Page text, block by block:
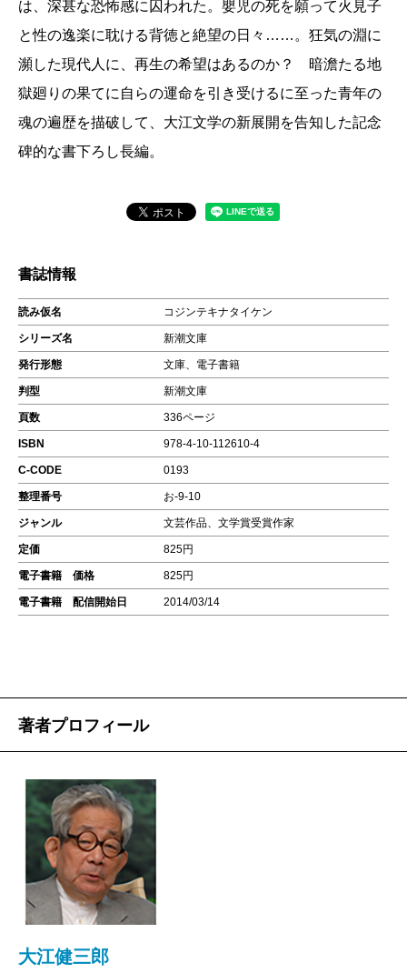
は、深甚な恐怖感に囚われた。嬰児の死を願って火見子
と性の逸楽に耽ける背徳と絶望の日々……。狂気の淵に
瀕した現代人に、再生の希望はあるのか？ 暗澹たる地
獄廻りの果てに自らの運命を引き受けるに至った青年の
魂の遍歴を描破して、大江文学の新展開を告知した記念
碑的な書下ろし長編。
書誌情報
読み仮名 コジンテキナタイケン
シリーズ名 新潮文庫
発行形態 文庫、電子書籍
判型 新潮文庫
頁数 336ページ
ISBN 978-4-10-112610-4
C-CODE 0193
整理番号 お-9-10
ジャンル 文芸作品、文学賞受賞作家
定価 825円
電子書籍 価格 825円
電子書籍 配信開始日 2014/03/14
著者プロフィール
大江健三郎